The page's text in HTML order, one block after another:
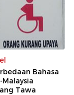
Bahasa
Malaysia
Tawa